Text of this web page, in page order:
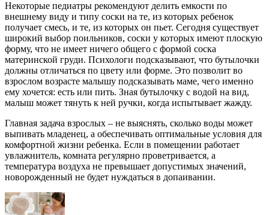
Некоторые педиатры рекомендуют делить емкости по
внешнему виду и типу соски на те, из которых ребенок
получает смесь, и те, из которых он пьет. Сегодня существует
широкий выбор поильников, соски у которых имеют плоскую
форму, что не имеет ничего общего с формой соска
материнской груди. Психологи подсказывают, что бутылочки
должны отличаться по цвету или форме. Это позволит во
взрослом возрасте малышу подсказывать маме, чего именно
ему хочется: есть или пить. Зная бутылочку с водой на вид,
малыш может тянуть к ней ручки, когда испытывает жажду.
Главная задача взрослых – не выяснять, сколько воды может
выпивать младенец, а обеспечивать оптимальные условия для
комфортной жизни ребенка. Если в помещении работает
увлажнитель, комната регулярно проветривается, а
температура воздуха не превышает допустимых значений,
новорожденный не будет нуждаться в допаивании.